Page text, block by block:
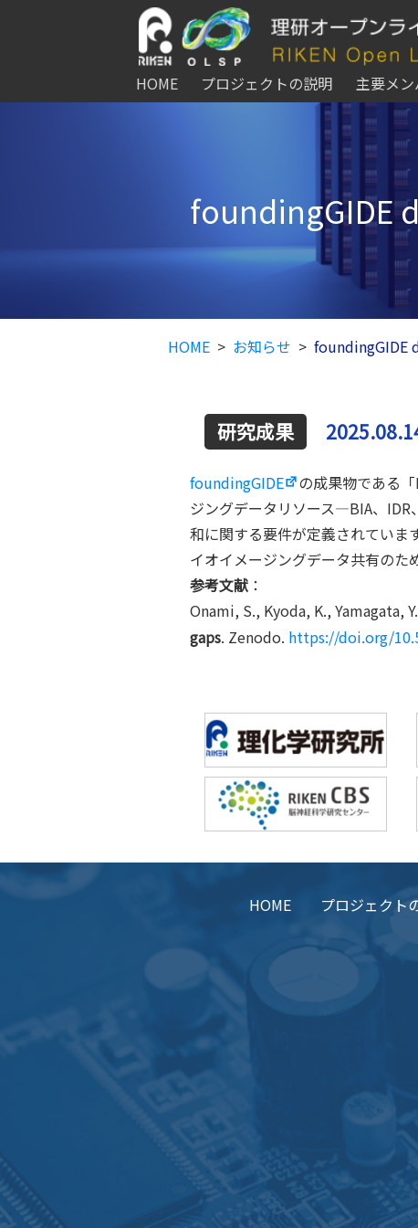
HOME プロジェクトの説明 主要メン
foundingGIDE
HOME お知らせ foundingGIDE
foundingGIDE
の成果物である
ジングデータリソース—BIA、
和に関する要件が定義されていま
イオイメージングデータ共有のた
参考文献 ：
Onami, S., Kyoda, K., Yamagata,
gaps. Zenodo. https://doi.org/
HOME プロジェクト